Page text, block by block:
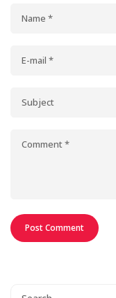
Search